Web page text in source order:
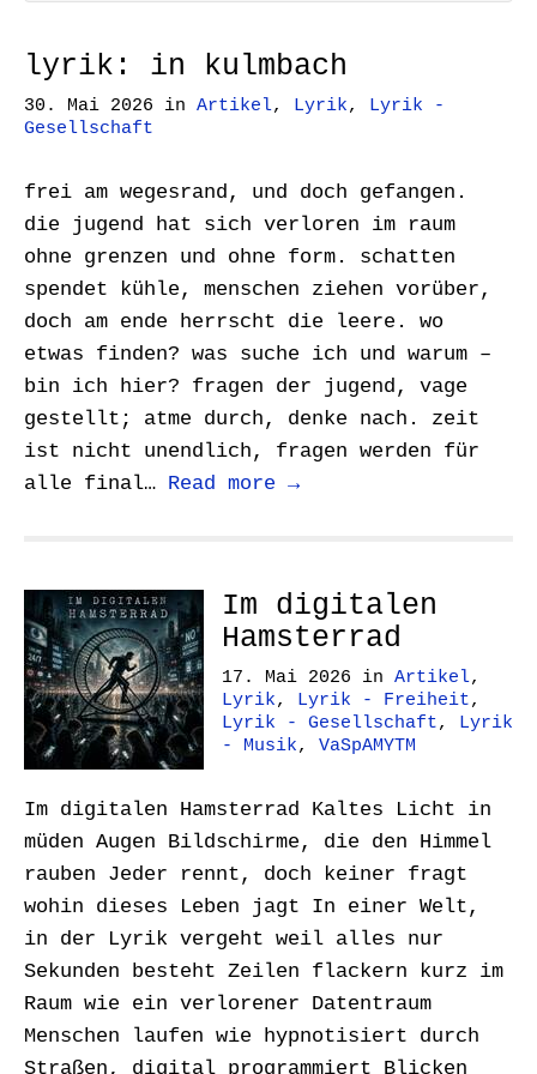
lyrik: in kulmbach
30. Mai 2026 in Artikel, Lyrik, Lyrik -
Gesellschaft
frei am wegesrand, und doch gefangen.
die jugend hat sich verloren im raum
ohne grenzen und ohne form. schatten
spendet kühle, menschen ziehen vorüber,
doch am ende herrscht die leere. wo
etwas finden? was suche ich und warum –
bin ich hier? fragen der jugend, vage
gestellt; atme durch, denke nach. zeit
ist nicht unendlich, fragen werden für
alle final… Read more →
Im digitalen
Hamsterrad
17. Mai 2026 in Artikel,
Lyrik, Lyrik - Freiheit,
Lyrik - Gesellschaft, Lyrik
- Musik, VaSpAMYTM
Im digitalen Hamsterrad Kaltes Licht in
müden Augen Bildschirme, die den Himmel
rauben Jeder rennt, doch keiner fragt
wohin dieses Leben jagt In einer Welt,
in der Lyrik vergeht weil alles nur
Sekunden besteht Zeilen flackern kurz im
Raum wie ein verlorener Datentraum
Menschen laufen wie hypnotisiert durch
Straßen, digital programmiert Blicken